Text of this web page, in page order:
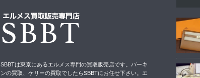
SBBTは東京にあるエルメス専門の買取販売店です。バーキ
ンの買取、ケリーの買取でしたらSBBTにお任せ下さい。エ